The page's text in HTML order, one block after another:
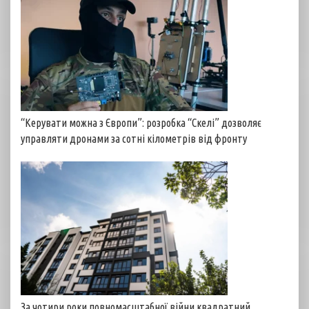
“Керувати можна з Європи”: розробка “Скелі” дозволяє
управляти дронами за сотні кілометрів від фронту